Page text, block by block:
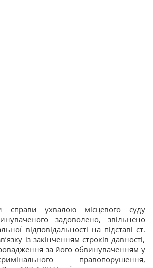
справи ухвалою місцевого суду
задоволено, звільнено
відповідальності на підставі ст.
із закінченням строків давності,
за його обвинуваченням у
правопорушення,